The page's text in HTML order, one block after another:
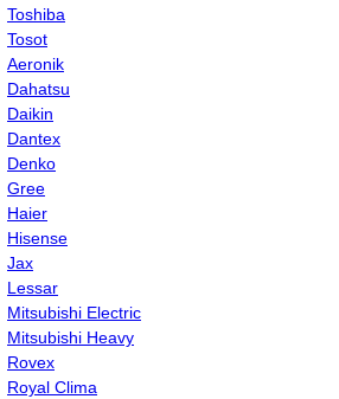
Toshiba
Tosot
Aeronik
Dahatsu
Daikin
Dantex
Denko
Gree
Haier
Hisense
Jax
Lessar
Mitsubishi Electric
Mitsubishi Heavy
Rovex
Royal Clima